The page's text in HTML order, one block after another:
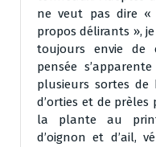
ne veut pas dire «
propos délirants »,
toujours envie de
pensée
plusieurs sortes de
d’orties et de
la plante au
d’oignon et d’ail,